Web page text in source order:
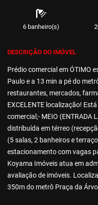
6 banheiro(s)
DESCRIÇÃO DO IMÓVEL
Prédio comercial em ÓTIMO
Paulo e a 13 min a pé do
restaurantes, mercados,
EXCELENTE localização!
comercial;- MEIO (ENTRADA
distribuída em térreo
(5 salas, 2 banheiros e
estacionamento com vagas
Koyama Imóveis atua em
avaliação de imóveis.
350m do metrô Praça da